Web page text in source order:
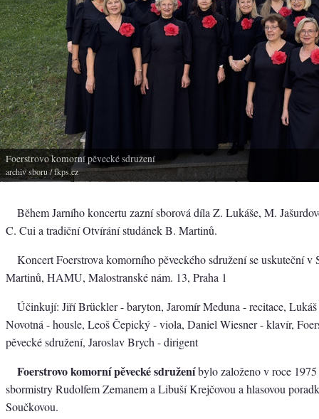
Foerstrovo komorní pěvecké sdružení
archiv sboru/ fkps.cz
Během Jarního koncertu zazní sborová díla Z. Lukáše, M.
C. Cui a tradiční Otvírání studánek B. Martinů.
Koncert Foerstrova komorního pěveckého sdružení se uskuteční v
Martinů, HAMU, Malostranské nám. 13, Praha 1
Účinkují: Jiří Brückler - baryton, Jaromír Meduna - recitace,
Novotná - housle, Leoš Čepický - viola, Daniel Wiesner - klavír,
pěvecké sdružení, Jaroslav Brych - dirigent
Foerstrovo komorní pěvecké sdruženíbylo založeno v roce
sbormistry Rudolfem Zemanem a Libuší Krejčovou a hlasovou
Součkovou.